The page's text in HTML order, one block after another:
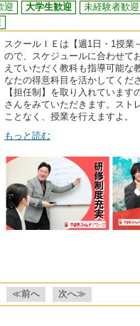
迎 大学生歓迎 未経験者歓迎
スクールＩＥは【週1日・1授業
ので、スケジュールに合わせて
えていただく教科も指導可能な
なたの得意科目を活かしてくだ
【担任制】を取り入れています
さんをみていただきます。スト
ことなく、授業を行えますよ。
もっと読む
≪前へ 次へ≫